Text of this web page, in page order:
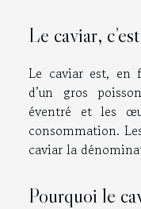
Le caviar,
Le caviar est, en
d’un gros
éventré et les
consommation.
caviar la
Pourquoi le